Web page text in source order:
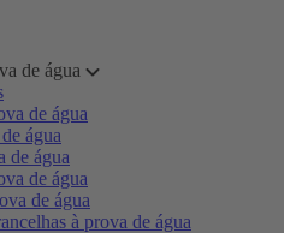
de água
de água
água
de água
de água
de água
à prova de água